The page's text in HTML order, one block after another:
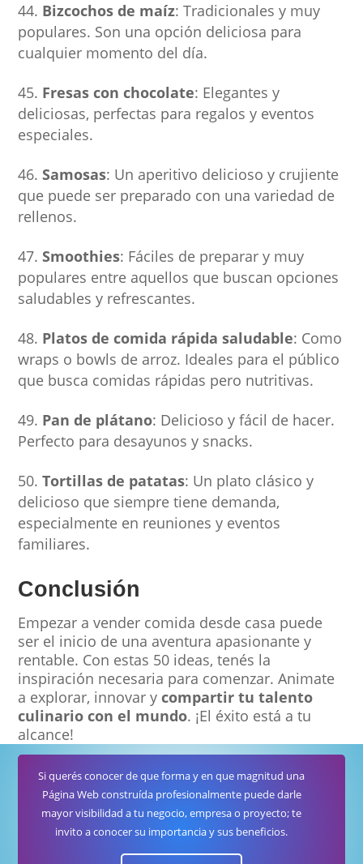
Bizcochos de maíz: Tradicionales y muy
populares. Son una opción deliciosa para
cualquier momento del día.
Fresas con chocolate: Elegantes y
deliciosas, perfectas para regalos y eventos
especiales.
Samosas: Un aperitivo delicioso y crujiente
que puede ser preparado con una variedad de
rellenos.
Smoothies: Fáciles de preparar y muy
populares entre aquellos que buscan opciones
saludables y refrescantes.
Platos de comida rápida saludable: Como
wraps o bowls de arroz. Ideales para el público
que busca comidas rápidas pero nutritivas.
Pan de plátano: Delicioso y fácil de hacer.
Perfecto para desayunos y snacks.
Tortillas de patatas: Un plato clásico y
delicioso que siempre tiene demanda,
especialmente en reuniones y eventos
familiares.
Conclusión
Empezar a vender comida desde casa puede
ser el inicio de una aventura apasionante y
rentable. Con estas 50 ideas, tenés la
inspiración necesaria para comenzar. Animate
a explorar, innovar ycompartir tu talento
culinario con el mundo. ¡El éxito está a tu
alcance!
Si querés conocer de que forma y en que magnitud una
Página Web construída profesionalmente puede darle
mayor visibilidad a tu negocio, empresa o proyecto; te
invito a conocer su importancia y sus beneficios.